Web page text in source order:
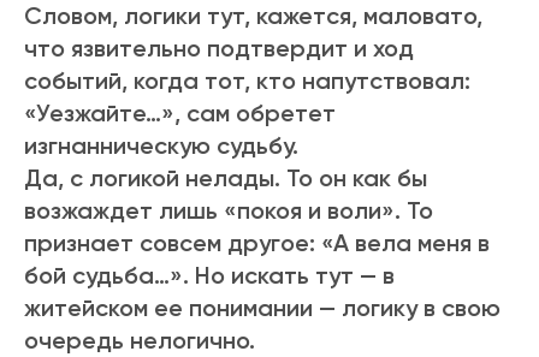
Словом, логики тут, кажется, маловато,
что язвительно подтвердит и ход
событий, когда тот, кто напутствовал:
«Уезжайте…», сам обретет
изгнанническую судьбу.
Да, с логикой нелады. То он как бы
возжаждет лишь «покоя и воли». То
признает совсем другое: «А вела меня в
бой судьба…». Но искать тут — в
житейском ее понимании — логику в свою
очередь нелогично.